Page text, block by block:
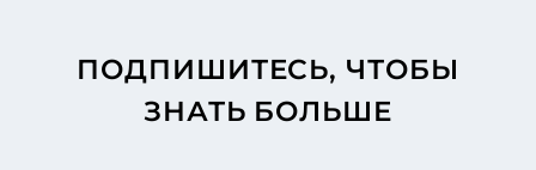
ПОДПИШИТЕСЬ, ЧТОБЫ
ЗНАТЬ БОЛЬШЕ